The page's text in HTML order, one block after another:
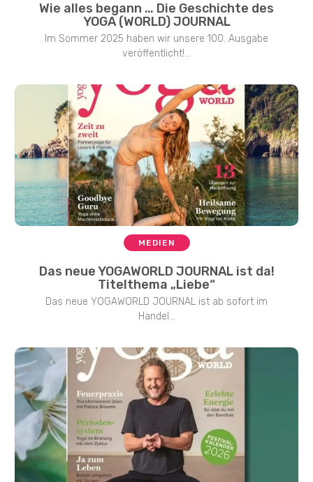
Wie alles begann … Die Geschichte des
YOGA (WORLD) JOURNAL
Im Sommer 2025 haben wir unsere 100. Ausgabe
veröffentlicht!...
MEDIEN
Das neue YOGAWORLD JOURNAL ist da!
Titelthema „Liebe“
Das neue YOGAWORLD JOURNAL ist ab sofort im
Handel...